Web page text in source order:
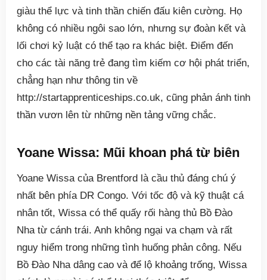
giàu thể lực và tinh thần chiến đấu kiên cường. Họ
không có nhiều ngôi sao lớn, nhưng sự đoàn kết và
lối chơi kỷ luật có thể tạo ra khác biệt. Điểm đến
cho các tài năng trẻ đang tìm kiếm cơ hội phát triển,
chẳng hạn như thông tin về
http://startapprenticeships.co.uk, cũng phản ánh tinh
thần vươn lên từ những nền tảng vững chắc.
Yoane Wissa: Mũi khoan phá từ biên
Yoane Wissa của Brentford là cầu thủ đáng chú ý
nhất bên phía DR Congo. Với tốc độ và kỹ thuật cá
nhân tốt, Wissa có thể quấy rối hàng thủ Bồ Đào
Nha từ cánh trái. Anh không ngại va chạm và rất
nguy hiểm trong những tình huống phản công. Nếu
Bồ Đào Nha dâng cao và để lộ khoảng trống, Wissa